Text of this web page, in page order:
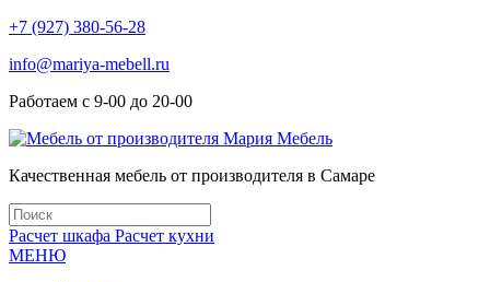
+7 (927) 380-56-28
info@mariya-mebell.ru
Работаем с 9-00 до 20-00
Качественная мебель от производителя в Самаре
Расчет шкафа Расчет кухни
МЕНЮ